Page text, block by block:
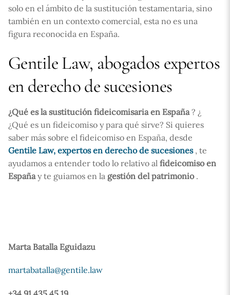
solo en el ámbito de la sustitución testamentaria, sino
también en un contexto comercial, esta no es una
figura reconocida en España.
Gentile Law, abogados expertos
en derecho de sucesiones
¿Qué es la sustitución fideicomisaria en España? ¿
¿Qué es un fideicomiso y para qué sirve? Si quieres
saber más sobre el fideicomiso en España, desde
Gentile Law, expertos en derecho de sucesiones , te
ayudamos a entender todo lo relativo al fideicomiso en
Españay te guiamos en la gestión del patrimonio .
Marta Batalla Eguidazu
martabatalla@gentile.law